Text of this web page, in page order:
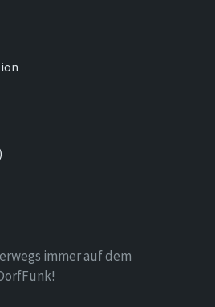
immer auf dem